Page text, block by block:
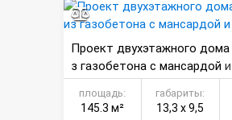
Проект двухэтажного дома
з газобетона с мансардой и
площадь:
145.3 м²
габариты:
13,3 х 9,5